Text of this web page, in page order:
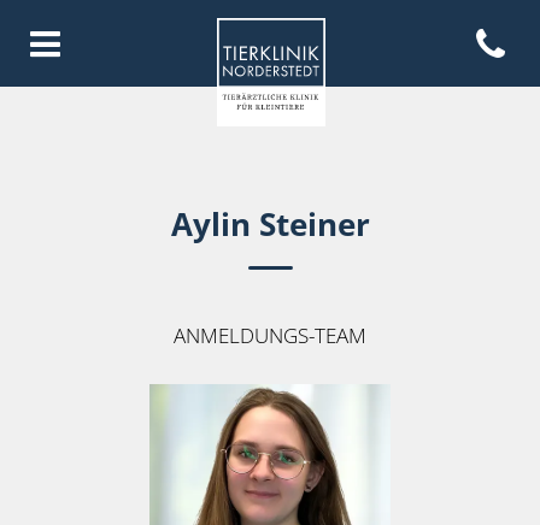
Homepage Tierklinik
Open
Aylin Steiner
ANMELDUNGS-TEAM